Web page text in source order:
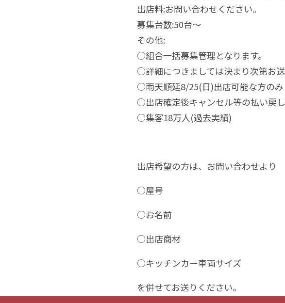
出店料:お問い合わせください。
募集台数:50台〜
その他:
○組合一括募集管理となります。
○詳細につきましては決まり次第お送
○雨天順延8/25(日)出店可能な方のみ
○出店確定後キャンセル等の払い戻
○集客18万人(過去実績)
出店希望の方は、お問い合わせより
○屋号
○お名前
○出店商材
○キッチンカー車両サイズ
を併せてお送りください。